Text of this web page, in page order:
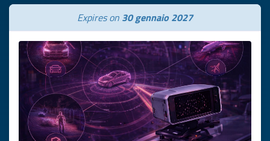
Expires on 30 gennaio 2027